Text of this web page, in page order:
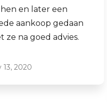
aankopen.
Laagdrempelig
professioneel, ik